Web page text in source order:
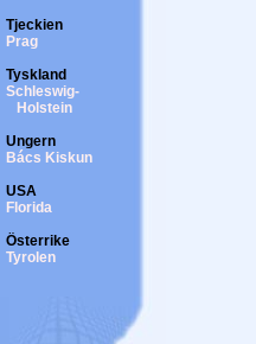
Tjeckien
Prag
Tyskland
Schleswig-
Holstein
Ungern
Bács Kiskun
USA
Florida
Österrike
Tyrolen